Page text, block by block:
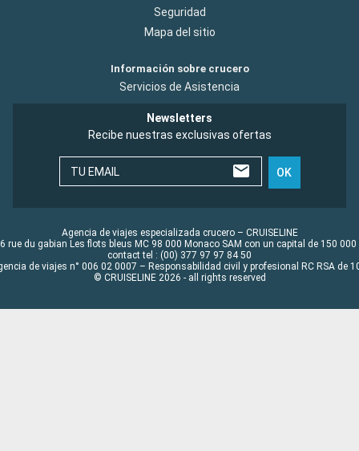
Seguridad
Mapa del sitio
Información sobre crucero
Servicios de Asistencia
Newsletters
Recibe nuestras exclusivas ofertas
TU EMAIL OK
Agencia de viajes especializada crucero – CRUISELINE
rue du gabian Les flots bleus MC 98 000 Monaco SAM con un capital de 150 000
contact tel : (00) 377 97 97 84 50
de viajes n° 006 02 0007 – Responsabilidad civil y profesional RC RSA de
© CRUISELINE 2026 - all rights reserved